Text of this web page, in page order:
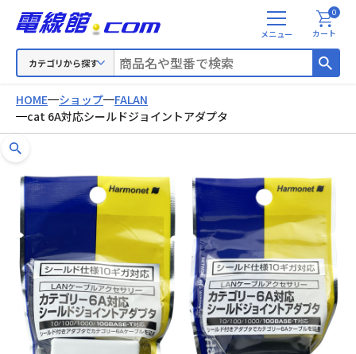
カテゴリから探す
メ
ニ
カート
0
HOME ショップ
FALAN
cat 6A対応シールドジョイントアダプタ